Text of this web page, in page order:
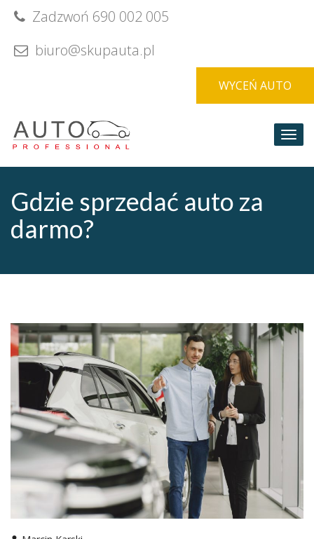
Zadzwoń 690 002 005
biuro@skupauta.pl
WYCEŃ AUTO
Gdzie sprzedać auto za
darmo?